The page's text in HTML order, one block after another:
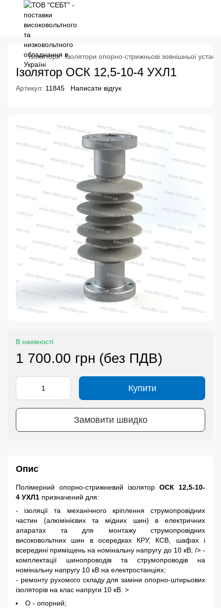
Ізолятори Ізолятори опорно-стрижньові зовнішньої
Ізолятор ОСК 12,5-10-4 УХЛ1
Артикул: 11845 Написати відгук
В наявності
1 700.00 грн (без ПДВ)
Купити
Замовити швидко
Опис
Полімерний опорно-стрижневий ізолятор ОСК 12,5-10-
4 УХЛ1 призначений для:
- ізоляції та механічного кріплення струмопровідних
частин (алюмінієвих та мідних шин) в електричних
апаратах та для монтажу струмопровідних
високовольтних шин в осередках КРУ, КСВ, шафах і
всередині приміщень на номінальну напругу до 10 кВ; /> -
комплектації шинопроводів та струмопроводів на
номінальну напругу 10 кВ на електростанціях;
- ремонту рухомого складу для заміни опорно-штирьових
ізоляторів на клас напруги 10 кВ. >
О - опорний;